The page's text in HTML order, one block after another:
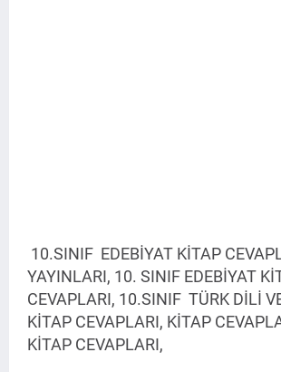
10.SINIF EDEBİYAT KİTAP
YAYINLARI, 10. SINIF EDEBİYAT
CEVAPLARI, 10.SINIF TÜRK DİLİ
KİTAP CEVAPLARI, KİTAP
KİTAP CEVAPLARI,